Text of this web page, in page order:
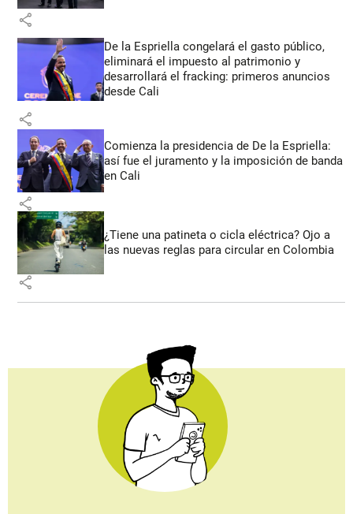
share
De la Espriella congelará el gasto público,
eliminará el impuesto al patrimonio y
desarrollará el fracking: primeros anuncios
desde Cali
share
Comienza la presidencia de De la Espriella:
así fue el juramento y la imposición de banda
en Cali
share
¿Tiene una patineta o cicla eléctrica? Ojo a
las nuevas reglas para circular en Colombia
share